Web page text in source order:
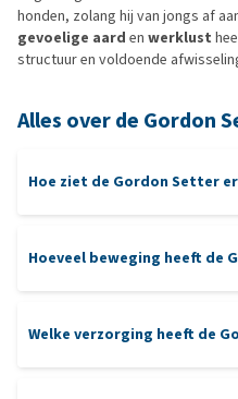
honden, zolang hij van jongs af
gevoelige aard en werklust
structuur en voldoende
Alles over de Gordon
Hoe ziet de Gordon Setter
Hoeveel beweging heeft de
Welke verzorging heeft de